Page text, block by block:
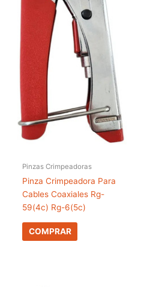
Pinzas Crimpeadoras
Pinza Crimpeadora Para
Cables Coaxiales Rg-
59(4c) Rg-6(5c)
COMPRAR